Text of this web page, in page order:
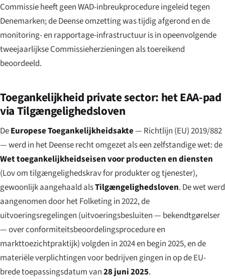
Commissie heeft geen WAD-inbreukprocedure ingeleid tegen
Denemarken; de Deense omzetting was tijdig afgerond en de
monitoring- en rapportage-infrastructuur is in opeenvolgende
tweejaarlijkse Commissieherzieningen als toereikend
beoordeeld.
Toegankelijkheid private sector: het EAA-pad
via Tilgængelighedsloven
DeEuropese Toegankelijkheidsakte— Richtlijn (EU) 2019/882
— werd in het Deense recht omgezet als een zelfstandige wet: de
Wet toegankelijkheidseisen voor producten en diensten
(Lov om tilgængelighedskrav for produkter og tjenester),
gewoonlijk aangehaald alsTilgængelighedsloven. De wet werd
aangenomen door het Folketing in 2022, de
uitvoeringsregelingen (uitvoeringsbesluiten — bekendtgørelser
— over conformiteitsbeoordelingsprocedure en
markttoezichtpraktijk) volgden in 2024 en begin 2025, en de
materiële verplichtingen voor bedrijven gingen in op de EU-
brede toepassingsdatum van28 juni 2025.